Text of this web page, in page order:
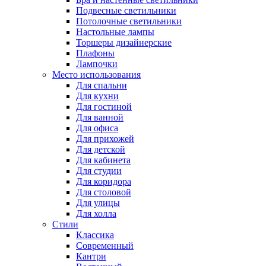
Подвесные светильники
Потолочные светильники
Настольные лампы
Торшеры дизайнерские
Плафоны
Лампочки
Место использования
Для спальни
Для кухни
Для гостиной
Для ванной
Для офиса
Для прихожей
Для детской
Для кабинета
Для студии
Для коридора
Для столовой
Для улицы
Для холла
Стили
Классика
Современный
Кантри